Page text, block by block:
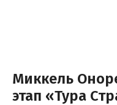
Миккель
этап «Тура